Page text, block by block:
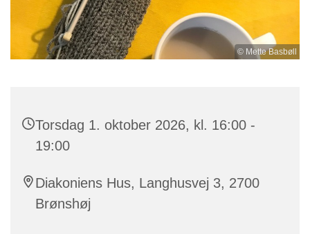
© Mette Basbøll
Torsdag 1. oktober 2026, kl. 16:00 -
19:00
Diakoniens Hus, Langhusvej 3, 2700
Brønshøj